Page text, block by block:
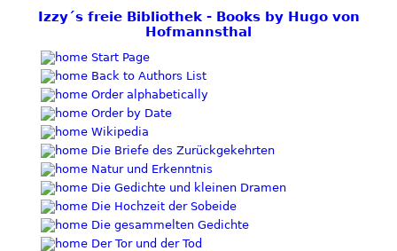
Izzy´s freie Bibliothek - Books by Hugo von
Hofmannsthal
Start Page
Back to Authors List
Order alphabetically
Order by Date
Wikipedia
Die Briefe des Zurückgekehrten
Natur und Erkenntnis
Die Gedichte und kleinen Dramen
Die Hochzeit der Sobeide
Die gesammelten Gedichte
Der Tor und der Tod